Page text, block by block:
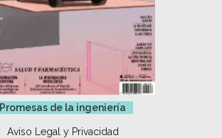
Promesas de la ingeniería
Aviso Legal y Privacidad